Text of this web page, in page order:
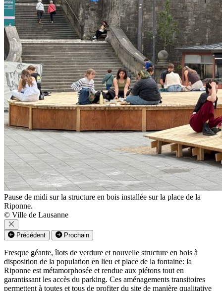
Pause de midi sur la structure en bois installée sur la place de la
Riponne.
© Ville de Lausanne
Précédent Prochain
Fresque géante, îlots de verdure et nouvelle structure en bois à
disposition de la population en lieu et place de la fontaine: la
Riponne est métamorphosée et rendue aux piétons tout en
garantissant les accès du parking. Ces aménagements transitoires
permettent à toutes et tous de profiter du site de manière qualitative